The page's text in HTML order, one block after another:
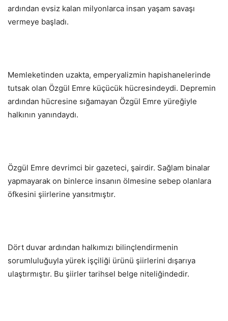
ardından evsiz kalan milyonlarca insan yaşam savaşı
vermeye başladı.
Memleketinden uzakta, emperyalizmin hapishanelerinde
tutsak olan Özgül Emre küçücük hücresindeydi. Depremin
ardından hücresine sığamayan Özgül Emre yüreğiyle
halkının yanındaydı.
Özgül Emre devrimci bir gazeteci, şairdir. Sağlam binalar
yapmayarak on binlerce insanın ölmesine sebep olanlara
öfkesini şiirlerine yansıtmıştır.
Dört duvar ardından halkımızı bilinçlendirmenin
sorumluluğuyla yürek işçiliği ürünü şiirlerini dışarıya
ulaştırmıştır. Bu şiirler tarihsel belge niteliğindedir.